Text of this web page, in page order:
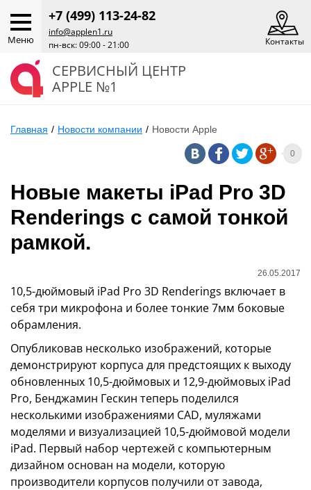
Меню
+7 (499) 113-24-82
info@applen1.ru
пн-вск: 09:00 - 21:00
Контакты
СЕРВИСНЫЙ ЦЕНТР
APPLE №1
Главная / Новости компании / Новости Apple
0
Новые макеты iPad Pro 3D
Renderings с самой тонкой
рамкой.
26.05.2017
10,5-дюймовый iPad Pro 3D Renderings включает в
себя три микрофона и более тонкие 7мм боковые
обрамления.
Опубликовав несколько изображений, которые
демонстрируют корпуса для предстоящих к выходу
обновленных 10,5-дюймовых и 12,9-дюймовых iPad
Pro, Бенджамин Гескин теперь поделился
несколькими изображениями CAD, муляжами
моделями и визуализацией 10,5-дюймовой модели
iPad. Первый набор чертежей с компьютерным
дизайном основан на модели, которую
производители корпусов получили от завода,